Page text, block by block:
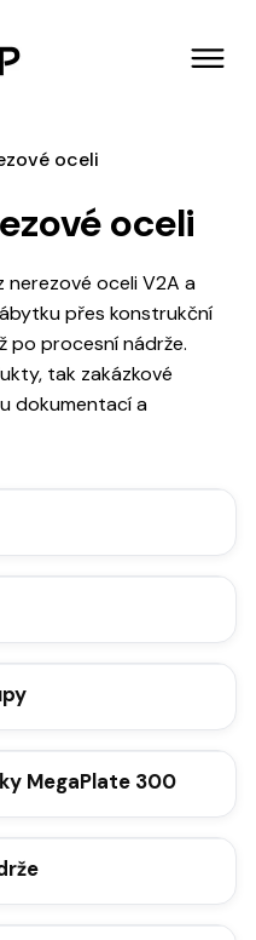
oceli
oceli
oceli V2A a
přes konstrukční
po procesní nádrže.
tak zakázkové
dokumentací a
MegaPlate 300